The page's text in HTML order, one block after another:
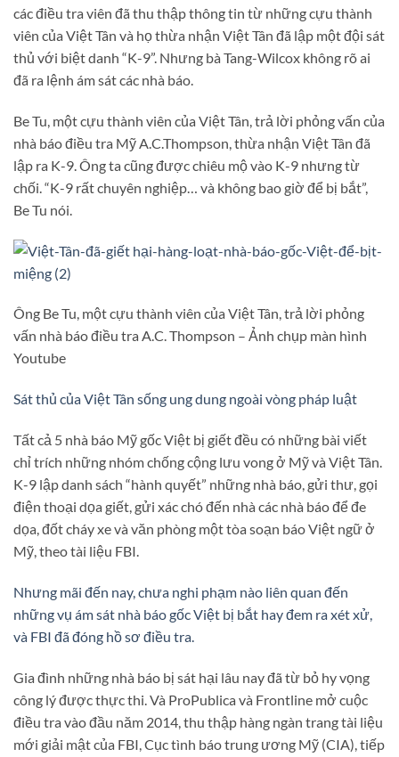
các điều tra viên đã thu thập thông tin từ những cựu thành
viên của Việt Tân và họ thừa nhận Việt Tân đã lập một đội sát
thủ với biệt danh “K-9”. Nhưng bà Tang-Wilcox không rõ ai
đã ra lệnh ám sát các nhà báo.
Be Tu, một cựu thành viên của Việt Tân, trả lời phỏng vấn của
nhà báo điều tra Mỹ A.C.Thompson, thừa nhận Việt Tân đã
lập ra K-9. Ông ta cũng được chiêu mộ vào K-9 nhưng từ
chối. “K-9 rất chuyên nghiệp… và không bao giờ để bị bắt”,
Be Tu nói.
Ông Be Tu, một cựu thành viên của Việt Tân, trả lời phỏng
vấn nhà báo điều tra A.C. Thompson – Ảnh chụp màn hình
Youtube
Sát thủ của Việt Tân sống ung dung ngoài vòng pháp luật
Tất cả 5 nhà báo Mỹ gốc Việt bị giết đều có những bài viết
chỉ trích những nhóm chống cộng lưu vong ở Mỹ và Việt Tân.
K-9 lập danh sách “hành quyết” những nhà báo, gửi thư, gọi
điện thoại dọa giết, gửi xác chó đến nhà các nhà báo để đe
dọa, đốt cháy xe và văn phòng một tòa soạn báo Việt ngữ ở
Mỹ, theo tài liệu FBI.
Nhưng mãi đến nay, chưa nghi phạm nào liên quan đến
những vụ ám sát nhà báo gốc Việt bị bắt hay đem ra xét xử,
và FBI đã đóng hồ sơ điều tra.
Gia đình những nhà báo bị sát hại lâu nay đã từ bỏ hy vọng
công lý được thực thi. Và ProPublica và Frontline mở cuộc
điều tra vào đầu năm 2014, thu thập hàng ngàn trang tài liệu
mới giải mật của FBI, Cục tình báo trung ương Mỹ (CIA), tiếp